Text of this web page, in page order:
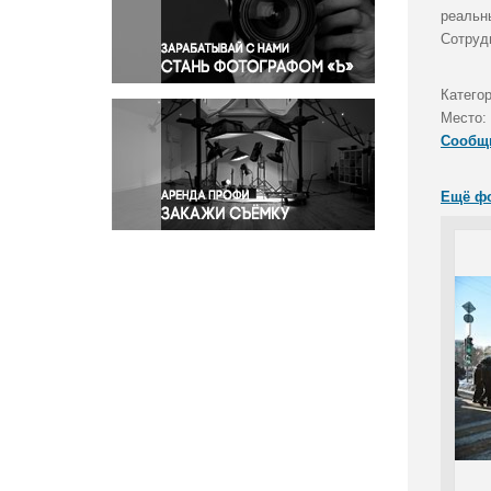
Правосудие
Происшествия и конфликты
Религия
Светская жизнь
Спорт
Экология
Экономика и бизнес
Место:
Ещё